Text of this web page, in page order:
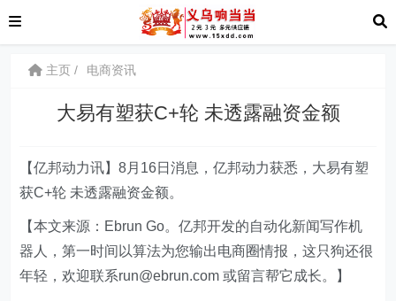
主页 电商资讯
大易有塑获C+轮 未透露融资金额
【亿邦动力讯】8月16日消息，亿邦动力获悉，大易有塑
获C+轮 未透露融资金额。
【本文来源：Ebrun Go。亿邦开发的自动化新闻写作机
器人，第一时间以算法为您输出电商圈情报，这只狗还很
年轻，欢迎联系run@ebrun.com 或留言帮它成长。】